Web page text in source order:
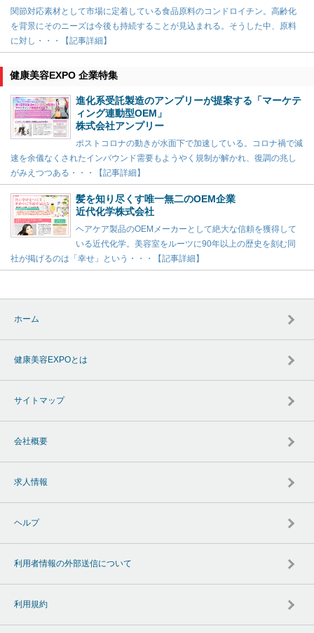
関節対応素材として市場に定着している食品原料のコンドロイチン。高齢化
を背景にそのニーズは今後も持続することが見込まれる。そうした中、原料
に対し・・・【記事詳細】
健康美容EXPO 企業特集
進化系受託製造のアンプリーが提案する「マーケテ
ィング連動型OEM」
株式会社アンプリー
ポストコロナの動きが水面下で加速している。コロナ禍で減
速を余儀なくされたインバウンド需要もようやく規制が解かれ、復調の兆し
がみえつつある・・・【記事詳細】
髪を知り尽くす唯一無二のOEM企業
近代化学株式会社
ヘアケア製品のOEMメーカーとして絶大な信頼を獲得して
いる近代化学。美容室をルーツに90年以上の歴史を刻む同
社が掲げるのは「幸せ」という・・・【記事詳細】
ホーム
健康美容EXPOとは
サイトマップ
会社概要
求人情報
ヘルプ
利用者情報の外部送信について
利用規約